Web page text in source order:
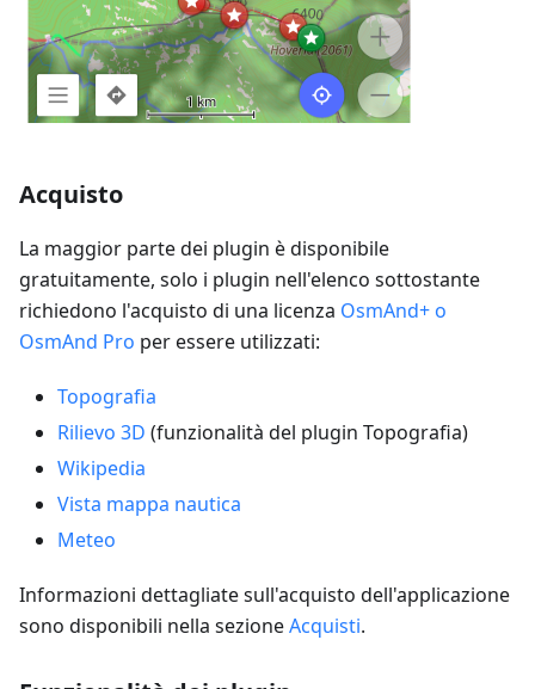
Acquisto
La maggior parte dei plugin è disponibile
gratuitamente, solo i plugin nell'elenco sottostante
richiedono l'acquisto di una licenza OsmAnd+ o
OsmAnd Pro per essere utilizzati:
Topografia
Rilievo 3D (funzionalità del plugin Topografia)
Wikipedia
Vista mappa nautica
Meteo
Informazioni dettagliate sull'acquisto dell'applicazione
sono disponibili nella sezioneAcquisti.